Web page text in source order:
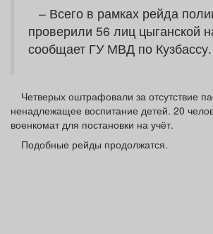
– Всего в рамках рейда
проверили 56 лиц цыганской
сообщает ГУ МВД по Кузбассу.
Четверых оштрафовали за отсутствие
ненадлежащее воспитание детей. 20
военкомат для постановки на учёт.
Подобные рейды продолжатся.